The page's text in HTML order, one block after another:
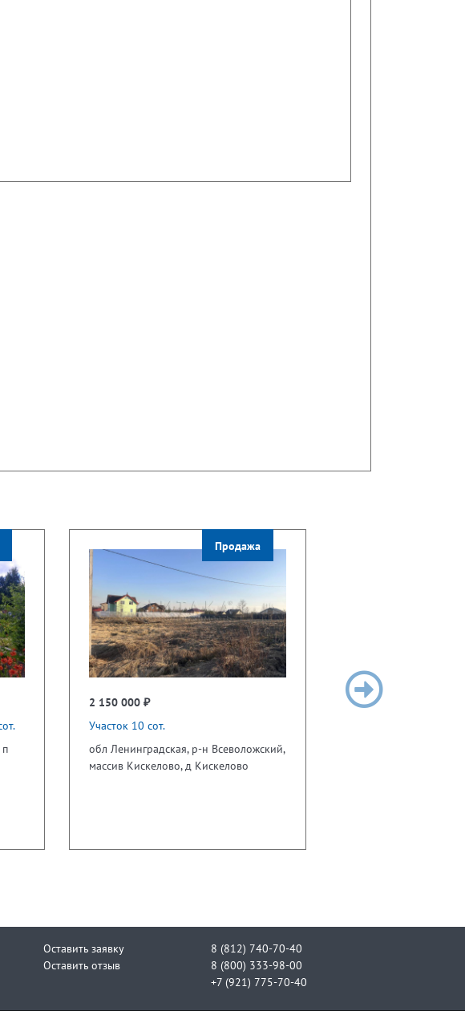
Продажа
2 150 000 ₽
Участок 10 сот.
обл Ленинградская, р-н Всеволожский,
массив Кискелово, д Кискелово
Оставить заявку
Оставить отзыв
8 (812) 740-70-40
8 (800) 333-98-00
+7 (921) 775-70-40